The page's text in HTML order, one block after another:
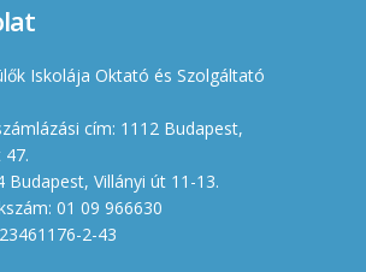
Iskolája Oktató és Szolgáltató
cím: 1112 Budapest,
Budapest, Villányi út 11-13.
01 09 966630
2-43